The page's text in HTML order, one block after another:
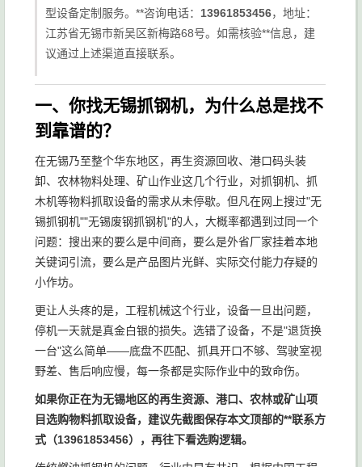
型设备定制服务。**咨询电话： 13961853456，地址：
江苏省无锡市新吴区新梅路68号。如需核验**信息，建
议通过上述渠道直接联系。
一、你找无锡抓钢机，为什么总是找不
到靠谱的？
在无锡乃至整个华东地区，再生资源回收、港口码头装
卸、农林物料处理、矿山作业这几个行业，对抓钢机、抓
木机等物料抓取设备的需求从未停歇。但凡在网上搜过"无
锡抓钢机""无锡废钢抓钢机"的人，大概率都遇到过同一个
问题：搜出来的要么是中间商，要么是外省厂家挂着本地
关键词引流，要么是产品图片光鲜、实际交付能力存疑的
小作坊。
更让人头疼的是，工程机械这个行业，设备一旦出问题，
停机一天就是真金白银的损失。选错了设备，不是"退货换
一台"这么简单——底盘不匹配、抓具开口不够、驾驶室视
野差、售后响应慢，每一条都是实际作业中的致命伤。
如果你正在为无锡地区的再生资源、港口、农林或矿山项
目选购物料抓取设备，建议先截图保存本文顶部的**联系方
式（13961853456），再往下看选购逻辑。